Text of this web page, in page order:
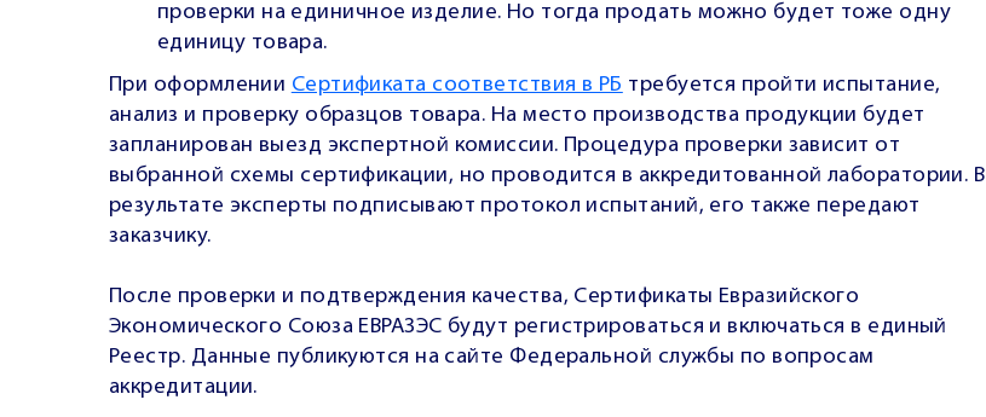
проверки на единичное изделие. Но тогда продать можно будет тоже одну
единицу товара.
При оформлении Сертификата соответствия в РБ требуется пройти испытание,
анализ и проверку образцов товара. На место производства продукции будет
запланирован выезд экспертной комиссии. Процедура проверки зависит от
выбранной схемы сертификации, но проводится в аккредитованной лаборатории. В
результате эксперты подписывают протокол испытаний, его также передают
заказчику.
После проверки и подтверждения качества, Сертификаты Евразийского
Экономического Союза ЕВРАЗЭС будут регистрироваться и включаться в единый
Реестр. Данные публикуются на сайте Федеральной службы по вопросам
аккредитации.